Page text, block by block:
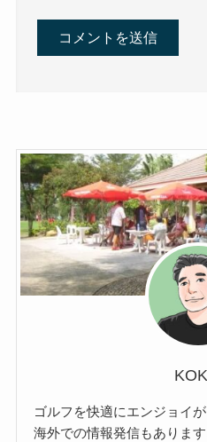
ゴルフを快適にエンジョイが
海外での情報発信もありま